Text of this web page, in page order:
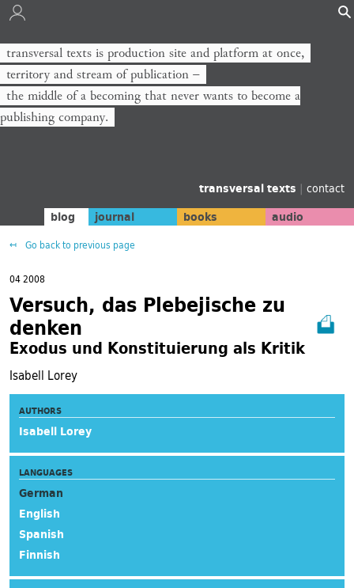
transversal texts is production site and platform at once,
territory and stream of publication −
the middle of a becoming that never wants to become a
publishing company.
transversal texts | contact
blog journal books audio
Go back to previous page
04 2008
Versuch, das Plebejische zu
denken
Exodus und Konstituierung als Kritik
Isabell Lorey
AUTHORS
Isabell Lorey
LANGUAGES
German
English
Spanish
Finnish